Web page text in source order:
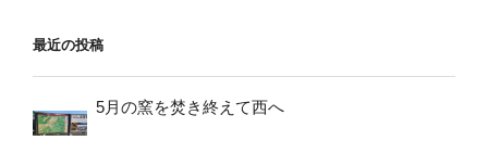
最近の投稿
5月の窯を焚き終えて西へ